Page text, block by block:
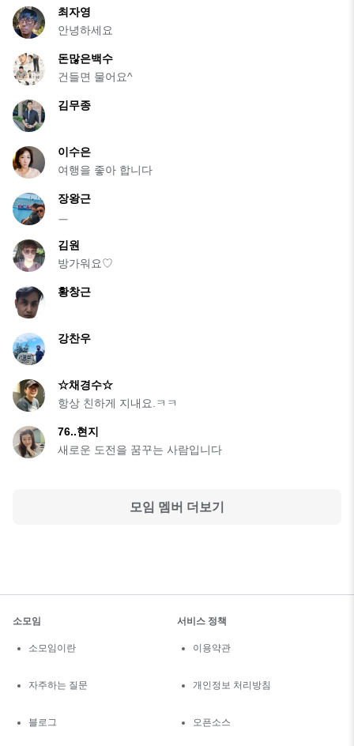
최자영
안녕하세요
돈많은백수
건들면 물어요^
김무종
이수은
여행을 좋아 합니다
장왕근
ㅡ
김원
방가워요♡
황창근
강찬우
☆채경수☆
항상 친하게 지내요.ㅋㅋ
76..현지
새로운 도전을 꿈꾸는 사람입니다
모임 멤버 더보기
소모임
소모임이란
자주하는 질문
블로그
서비스 정책
이용약관
개인정보 처리방침
오픈소스